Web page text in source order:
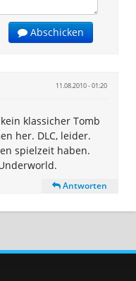
Abschicken
11.08.2010 - 01:20
klassicher Tomb
her. DLC, leider.
spielzeit haben.
Antworten